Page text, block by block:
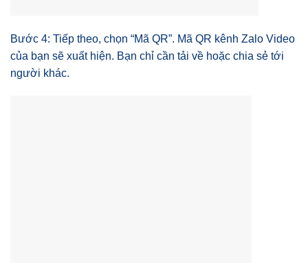
Bước 4: Tiếp theo, chọn “Mã QR”. Mã QR kênh Zalo Video
của bạn sẽ xuất hiện. Bạn chỉ cần tải về hoặc chia sẻ tới
người khác.